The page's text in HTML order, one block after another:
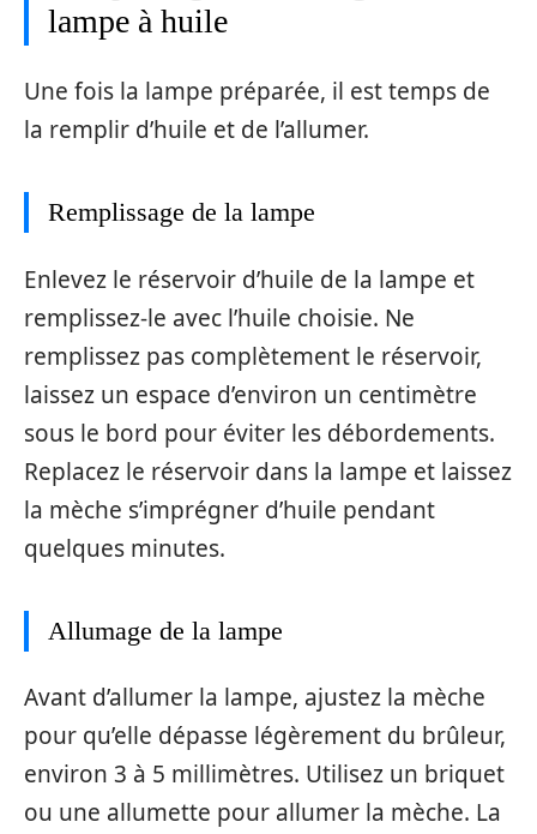
lampe à huile
Une fois la lampe préparée, il est temps de
la remplir d’huile et de l’allumer.
Remplissage de la lampe
Enlevez le réservoir d’huile de la lampe et
remplissez-le avec l’huile choisie. Ne
remplissez pas complètement le réservoir,
laissez un espace d’environ un centimètre
sous le bord pour éviter les débordements.
Replacez le réservoir dans la lampe et laissez
la mèche s’imprégner d’huile pendant
quelques minutes.
Allumage de la lampe
Avant d’allumer la lampe, ajustez la mèche
pour qu’elle dépasse légèrement du brûleur,
environ 3 à 5 millimètres. Utilisez un briquet
ou une allumette pour allumer la mèche. La